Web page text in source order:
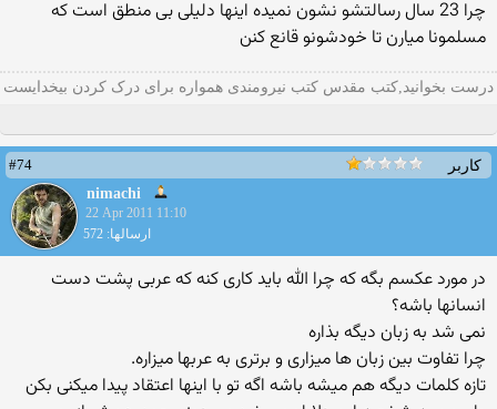
چرا 23 سال رسالتشو نشون نمیده اینها دلیلی بی منطق است كه
مسلمونا میارن تا خودشونو قانع كنن
درست بخوانید,کتب مقدس کتب نیرومندی همواره برای درک کردن بیخدایست
کاربر
#74
nimachi
22 Apr 2011 11:10
ارسالها: 572
در مورد عكسم بگه كه چرا الله باید كاری كنه كه عربی پشت دست
انسانها باشه؟
نمی شد به زبان دیگه بذاره
چرا تفاوت بین زبان ها میزاری و برتری به عربها میزاره.
تازه كلمات دیگه هم میشه باشه اگه تو با اینها اعتقاد پیدا میكنی بكن